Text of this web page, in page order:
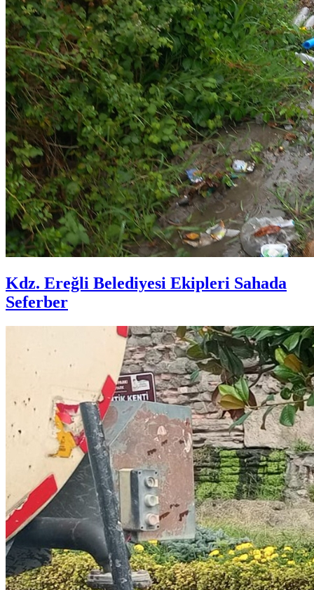
Kdz. Ereğli Belediyesi Ekipleri Sahada
Seferber